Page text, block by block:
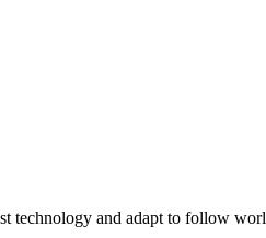
technology and adapt to follow